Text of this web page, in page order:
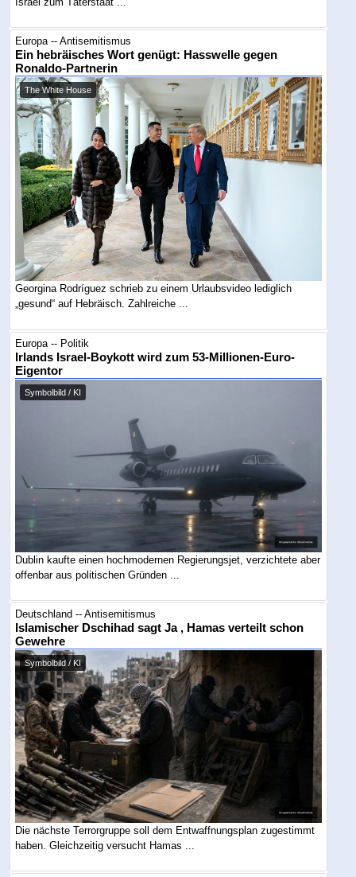
Europa -- Antisemitismus
Ein hebräisches Wort genügt: Hasswelle gegen
Ronaldo-Partnerin
The White House
Georgina Rodríguez schrieb zu einem Urlaubsvideo lediglich
„gesund“ auf Hebräisch. Zahlreiche ...
Europa -- Politik
Irlands Israel-Boykott wird zum 53-Millionen-Euro-
Eigentor
Symbolbild / KI
Dublin kaufte einen hochmodernen Regierungsjet, verzichtete aber
offenbar aus politischen Gründen ...
Deutschland -- Antisemitismus
Islamischer Dschihad sagt Ja , Hamas verteilt schon
Gewehre
Symbolbild / KI
Die nächste Terrorgruppe soll dem Entwaffnungsplan zugestimmt
haben. Gleichzeitig versucht Hamas ...